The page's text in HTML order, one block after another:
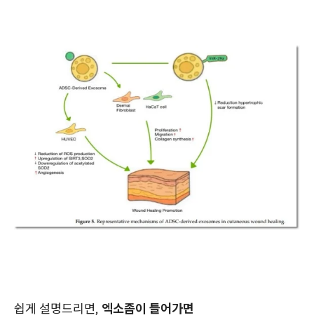
쉽게 설명드리면, 엑소좀이 들어가면